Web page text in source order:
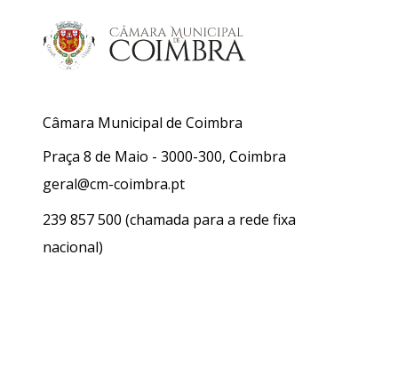
Câmara Municipal de Coimbra
Praça 8 de Maio - 3000-300, Coimbra
geral@cm-coimbra.pt
239 857 500 (chamada para a rede fixa
nacional)